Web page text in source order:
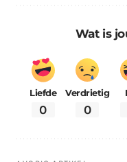
Wat is
Liefde
0
Verdrietig
0